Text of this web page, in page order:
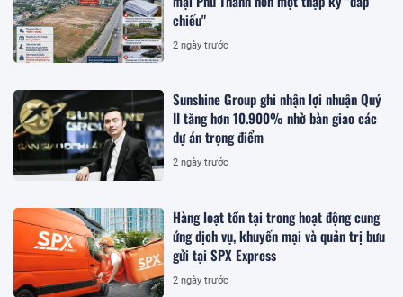
chiếu"
2 ngày trước
Sunshine Group ghi nhận lợi nhuận Quý
II tăng hơn 10.900% nhờ bàn giao các
dự án trọng điểm
2 ngày trước
Hàng loạt tồn tại trong hoạt động cung
ứng dịch vụ, khuyến mại và quản trị bưu
gửi tại SPX Express
2 ngày trước